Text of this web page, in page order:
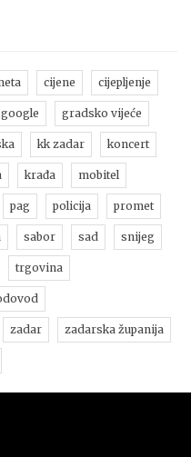
cijene cijepljenje
google gradsko vijeće
kk zadar koncert
krađa mobitel
pag policija promet
sabor sad snijeg
trgovina
zadar zadarska županija